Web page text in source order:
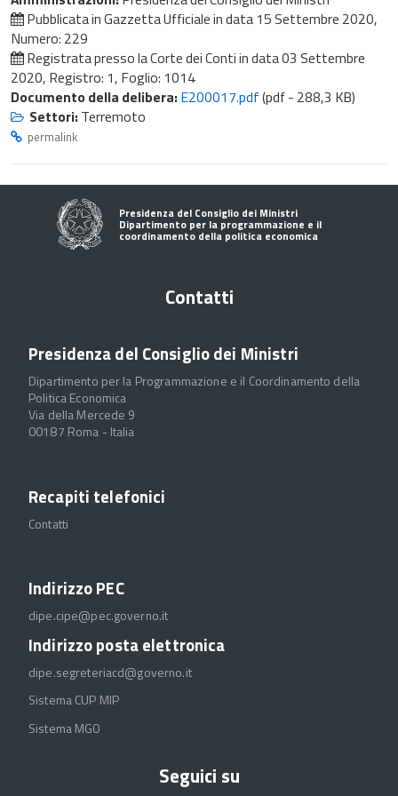
Pubblicata in Gazzetta Ufficiale in data15 Settembre 2020,
Numero: 229
Registrata presso la Corte dei Conti in data03 Settembre
2020, Registro: 1, Foglio: 1014
Documento della delibera:E200017.pdf(pdf - 288,3 KB)
Settori:Terremoto
permalink
Presidenza del Consiglio dei Ministri
Dipartimento per la programmazione e il
coordinamento della politica economica
Contatti
Presidenza del Consiglio dei Ministri
Dipartimento per la Programmazione e il Coordinamento della
Politica Economica
Via della Mercede 9
00187 Roma - Italia
Recapiti telefonici
Contatti
Indirizzo PEC
dipe.cipe@pec.governo.it
Indirizzo posta elettronica
dipe.segreteriacd@governo.it
Sistema CUP MIP
Sistema MGO
Seguici su